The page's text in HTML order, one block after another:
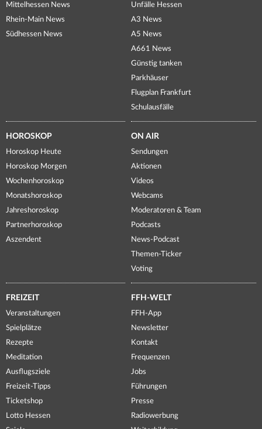
Mittelhessen News
Rhein-Main News
Südhessen News
Unfälle Hessen
A3 News
A5 News
A661 News
Günstig tanken
Parkhäuser
Flugplan Frankfurt
Schulausfälle
HOROSKOP
Horoskop Heute
Horoskop Morgen
Wochenhoroskop
Monatshoroskop
Jahreshoroskop
Partnerhoroskop
Aszendent
ON AIR
Sendungen
Aktionen
Videos
Webcams
Moderatoren & Team
Podcasts
News-Podcast
Themen-Ticker
Voting
FREIZEIT
Veranstaltungen
Spielplätze
Rezepte
Meditation
Ausflugsziele
Freizeit-Tipps
Ticketshop
Lotto Hessen
FFH-WELT
FFH-App
Newsletter
Kontakt
Frequenzen
Jobs
Führungen
Presse
Radiowerbung